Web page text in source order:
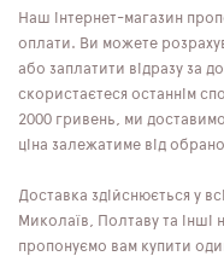
Наш інтернет-магазин
оплати. Ви можете
або заплатити відразу за
скористаєтеся останнім
2000 гривень, ми
ціна залежатиме від
Доставка здійснюється у
Миколаїв, Полтаву та інші
пропонуємо вам купити